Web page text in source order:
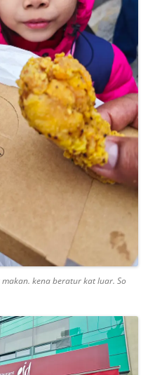
kena beratur kat luar. So